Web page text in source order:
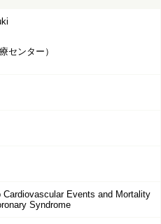
センター）
Cardiovascular Events and Mortality
Syndrome